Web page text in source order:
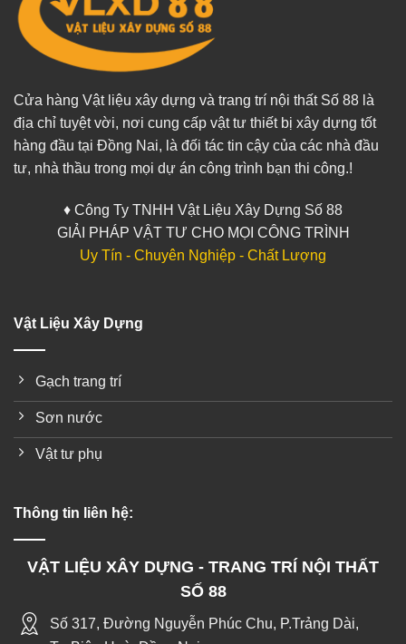
Cửa hàng Vật liệu xây dựng và trang trí nội thất Số 88 là
địa chỉ tuyệt vời, nơi cung cấp vật tư thiết bị xây dựng tốt
hàng đầu tại Đồng Nai, là đối tác tin cậy của các nhà đầu
tư, nhà thầu trong mọi dự án công trình bạn thi công.!
♦ Công Ty TNHH Vật Liệu Xây Dựng Số 88
GIẢI PHÁP VẬT TƯ CHO MỌI CÔNG TRÌNH
Uy Tín - Chuyên Nghiệp - Chất Lượng
Vật Liệu Xây Dựng
Gạch trang trí
Sơn nước
Vật tư phụ
Thông tin liên hệ:
VẬT LIỆU XÂY DỰNG - TRANG TRÍ NỘI THẤT
SỐ 88
Số 317, Đường Nguyễn Phúc Chu, P.Trảng Dài,